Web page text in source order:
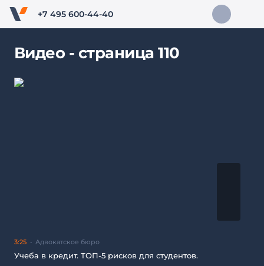
+7 495 600-44-40
Видео - страница 110
3:25 Адвокатское бюро
Учеба в кредит. ТОП-5 рисков для студентов.